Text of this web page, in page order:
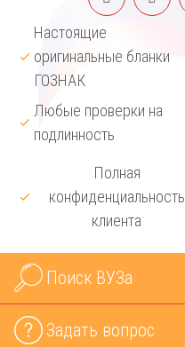
Настоящие
оригинальные бланки
ГОЗНАК
Любые проверки на
подлинность
Полная
конфиденциальность
клиента
Поиск ВУЗа
Задать вопрос